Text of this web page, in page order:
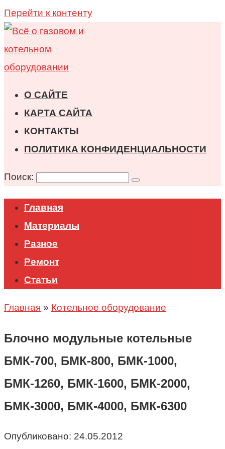
Перейти к контенту
О САЙТЕ
КАРТА САЙТА
КОНТАКТЫ
ПОЛИТИКА КОНФИДЕНЦИАЛЬНОСТИ
Поиск:
Главная
Материалы
Разное
Ремонт
Статьи
Главная » Котельное оборудование
Блочно модульные котельные
БМК-700, БМК-800, БМК-1000,
БМК-1260, БМК-1600, БМК-2000,
БМК-3000, БМК-4000, БМК-6300
Опубликовано: 24.05.2012